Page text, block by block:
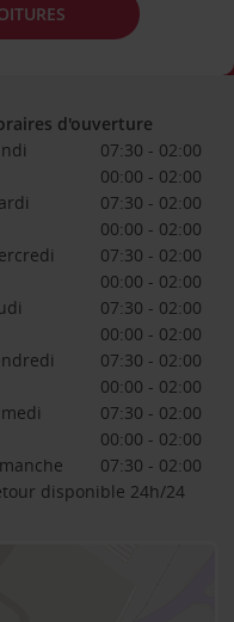
d'ouverture
07:30 - 02:00
00:00 - 02:00
07:30 - 02:00
00:00 - 02:00
07:30 - 02:00
00:00 - 02:00
07:30 - 02:00
00:00 - 02:00
07:30 - 02:00
00:00 - 02:00
07:30 - 02:00
00:00 - 02:00
07:30 - 02:00
disponible 24h/24